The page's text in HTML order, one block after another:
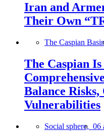
Iran and
Their Own
The Caspian
The Caspian
Balance Risks,
Vulnerabilities
Social sphere, 06